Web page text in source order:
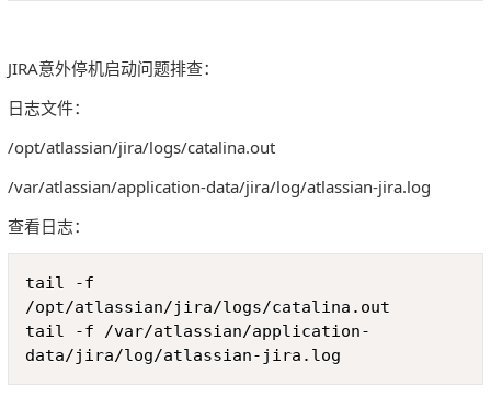
JIRA意外停机启动问题排查：
日志文件：
/opt/atlassian/jira/logs/catalina.out
/var/atlassian/application-data/jira/log/atlassian-jira.log
查看日志：
tail -f
/opt/atlassian/jira/logs/catalina.out
tail -f /var/atlassian/application-
data/jira/log/atlassian-jira.log